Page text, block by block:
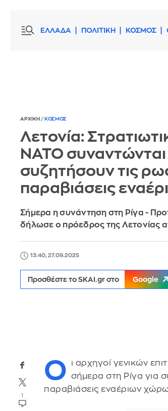
ΕΛΛΑΔΑ ΠΟΛΙΤΙΚΗ ΚΟΣΜΟΣ
ΑΡΧΙΚΗ / ΚΟΣΜΟΣ
Λετονία:
ΝΑΤΟ συναντώνται
συζητήσουν τις
παραβιάσεις
Σήμερα η συνάντηση στη Ρίγα -
δήλωσε ο πρόεδρος της Λετονίας
13:40, 27.09.2025
Προσθέστε το SKAI.gr στο Google
1
Ο ι αρχηγοί γενικών
σήμερα στη Ρίγα για
παραβιάσεις εναέριων